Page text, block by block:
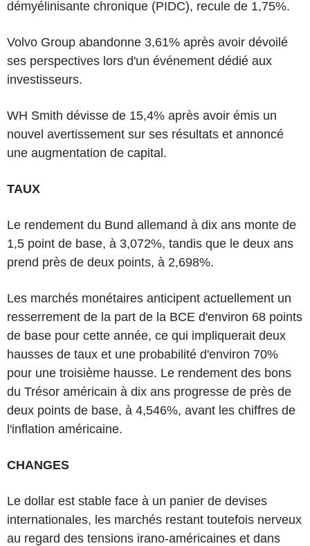
démyélinisante chronique (PIDC), recule de 1,75%.
Volvo Group abandonne 3,61% après avoir dévoilé
ses perspectives lors d'un événement dédié aux
investisseurs.
WH Smith dévisse de 15,4% après avoir émis un
nouvel avertissement sur ses résultats et annoncé
une augmentation de capital.
TAUX
Le rendement du Bund allemand à dix ans monte de
1,5 point de base, à 3,072%, tandis que le deux ans
prend près de deux points, à 2,698%.
Les marchés monétaires anticipent actuellement un
resserrement de la part de la BCE d'environ 68 points
de base pour cette année, ce qui impliquerait deux
hausses de taux et une probabilité d'environ 70%
pour une troisième hausse. Le rendement des bons
du Trésor américain à dix ans progresse de près de
deux points de base, à 4,546%, avant les chiffres de
l'inflation américaine.
CHANGES
Le dollar est stable face à un panier de devises
internationales, les marchés restant toutefois nerveux
au regard des tensions irano-américaines et dans